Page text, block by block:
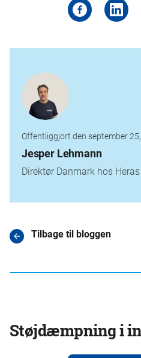
Offentliggjort den september
Jesper Lehmann
Direktør Danmark hos
Tilbage til bloggen
Støjdæmpning i